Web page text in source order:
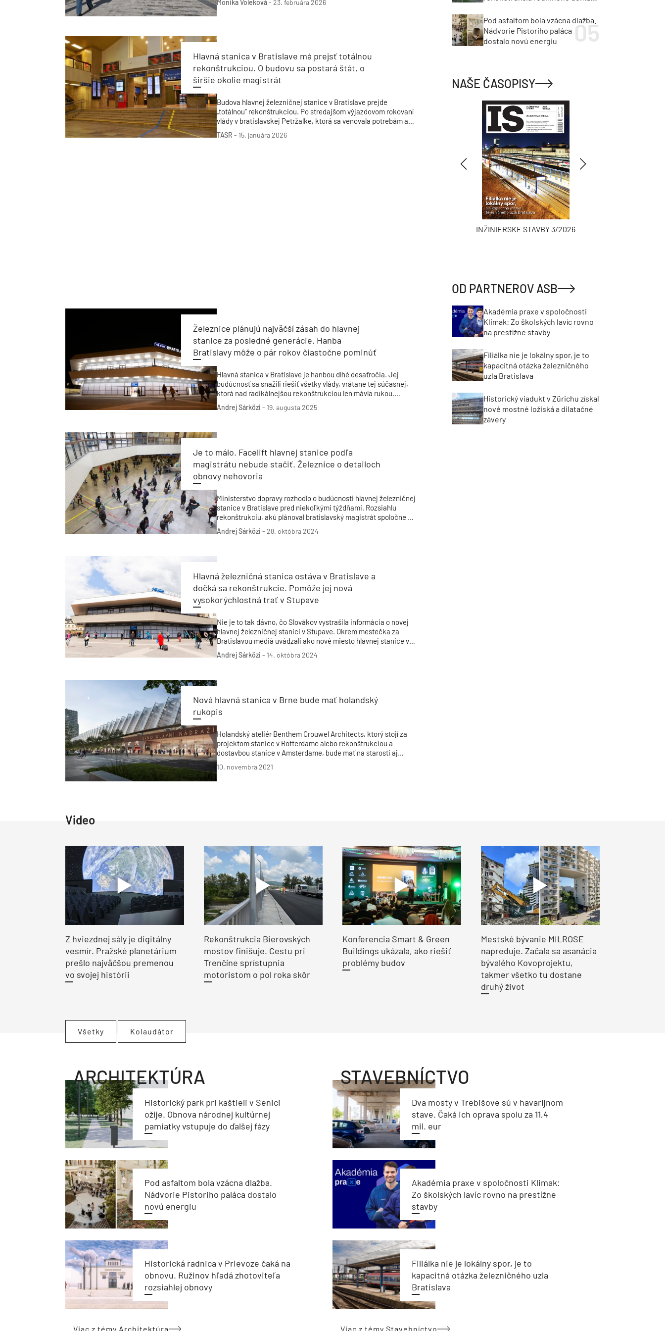
prístavba (1989) sú v pamiatkovom režime.
Monika Voleková-23. februára 2026
Hlavná stanica v Bratislave má prejsť totálnou
rekonštrukciou. O budovu sa postará štát, o
širšie okolie magistrát
Budova hlavnej železničnej stanice v Bratislave prejde
„totálnou“ rekonštrukciou. Po stredajšom výjazdovom rokovaní
vlády v bratislavskej Petržalke, ktorá sa venovala potrebám a
rozvoju hlavného mesta, to uviedol predseda vlády SR Robert
Fico.
TASR - 15. januára 2026
Železnice plánujú najväčší zásah do hlavnej
stanice za posledné generácie. Hanba
Bratislavy môže o pár rokov čiastočne pominúť
Hlavná stanica v Bratislave je hanbou dlhé desaťročia. Jej
budúcnosť sa snažili riešiť všetky vlády, vrátane tej súčasnej,
ktorá nad radikálnejšou rekonštrukciou len mávla rukou.
Ministerstvo dopravy SR od začiatku presadzuje len čiastočné
úpravy, slovenské železnice ale nedávno zverejnili viaceré
Andrej Sárközi - 19. augusta 2025
Je to málo. Facelift hlavnej stanice podľa
magistrátu nebude stačiť. Železnice o detailoch
obnovy nehovoria
Ministerstvo dopravy rozhodlo o budúcnosti hlavnej železničnej
stanice v Bratislave pred niekoľkými týždňami. Rozsiahlu
rekonštrukciu, akú plánoval bratislavský magistrát spoločne s
bývalým vedením Ministerstva dopravy SR, rezort zmietol zo
stola a rozhodol o akomsi „facelifte“. Z vyjadrení hlavného
Andrej Sárközi -28. októbra 2024
Hlavná železničná stanica ostáva v Bratislave a
dočká sa rekonštrukcie. Pomôže jej nová
vysokorýchlostná trať v Stupave
Nie je to tak dávno, čo Slovákov vystrašila informácia o novej
hlavnej železničnej stanici v Stupave. Okrem mestečka za
Bratislavou médiá uvádzali ako nové miesto hlavnej stanice v
Bratislave stanicu v Novom Meste či brownfield pri Filiálke.
Rezort dopravy dnes konečne prišiel s konkrétnymi
Andrej Sárközi - 14. októbra 2024
Nová hlavná stanica v Brne bude mať holandský
rukopis
Holandský ateliér Benthem Crouwel Architects, ktorý stojí za
projektom stanice v Rotterdame alebo rekonštrukciou a
dostavbou stanice v Amsterdame, bude mať na starosti aj
10. novembra 2021
Video
Z hviezdnej sály je digitálny
vesmír. Pražské planetárium
prešlo najväčšou premenou
vo svojej histórii
Rekonštrukcia Bierovských
mostov finišuje. Cestu pri
Trenčíne sprístupnia
motoristom o pol roka skôr
Konferencia Smart & Green
Buildings ukázala, ako riešiť
problémy budov
Mestské bývanie MILROSE
napreduje. Začala sa asanácia
bývalého Kovoprojektu,
takmer všetko tu dostane
druhý život
Všetky Kolaudátor
ARCHITEKTÚRA
Historický park pri kaštieli v Senici
ožije. Obnova národnej kultúrnej
pamiatky vstupuje do ďalšej fázy
Pod asfaltom bola vzácna dlažba.
Nádvorie Pistoriho paláca dostalo
novú energiu
Historická radnica v Prievoze čaká na
obnovu. Ružinov hľadá zhotoviteľa
rozsiahlej obnovy
Viac z témy Architektúra
STAVEBNÍCTVO
Dva mosty v Trebišove sú v havarijnom
stave. Čaká ich oprava spolu za 11,4
mil. eur
Akadémia praxe v spoločnosti Klimak:
Zo školských lavíc rovno na prestížne
stavby
Filiálka nie je lokálny spor, je to
kapacitná otázka železničného uzla
Bratislava
Viac z témy Stavebníctvo
Pod asfaltom bola vzácna dlažba.
Nádvorie Pistoriho paláca
dostalo novú energiu
NAŠE ČASOPISY
INŽINIERSKE STAVBY 3/2026
OD PARTNEROV ASB
Akadémia praxe v spoločnosti
Klimak: Zo školských lavíc rovno
na prestížne stavby
Filiálka nie je lokálny spor, je to
kapacitná otázka železničného
uzla Bratislava
Historický viadukt v Zürichu získal
nové mostné ložiská a dilatačné
závery